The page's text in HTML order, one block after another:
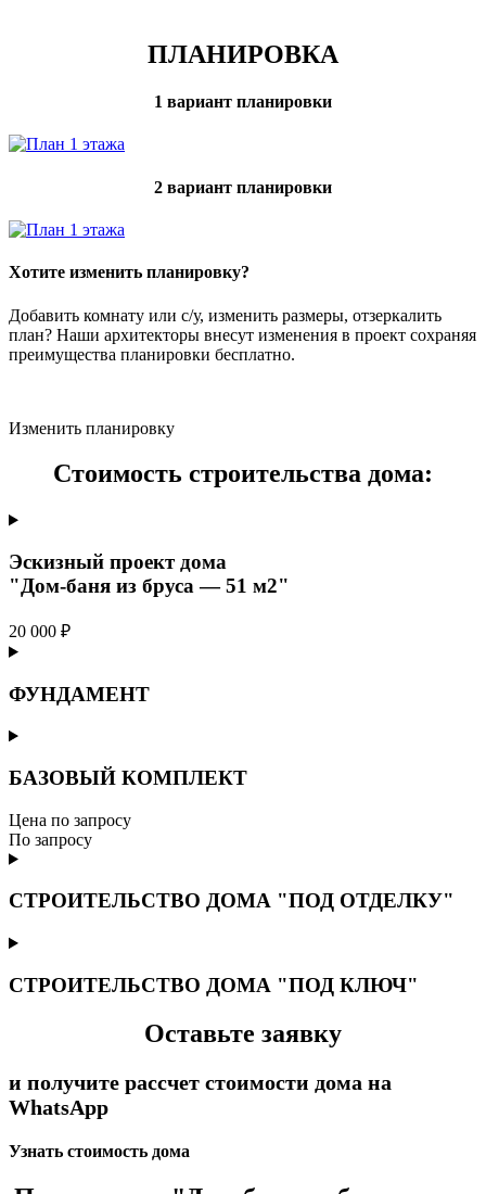
ПЛАНИРОВКА
1 вариант планировки
2 вариант планировки
Хотите изменить планировку?
Добавить комнату или с/у, изменить размеры, отзеркалить
план? Наши архитекторы внесут изменения в проект сохраняя
преимущества планировки бесплатно.
Изменить планировку
Стоимость строительства дома:
Эскизный проект дома
"Дом-баня из бруса — 51 м2"
20 000 ₽
ФУНДАМЕНТ
БАЗОВЫЙ КОМПЛЕКТ
Цена по запросу
По запросу
СТРОИТЕЛЬСТВО ДОМА "ПОД ОТДЕЛКУ"
СТРОИТЕЛЬСТВО ДОМА "ПОД КЛЮЧ"
Оставьте заявку
и получите рассчет стоимости дома на
WhatsApp
Узнать стоимость дома